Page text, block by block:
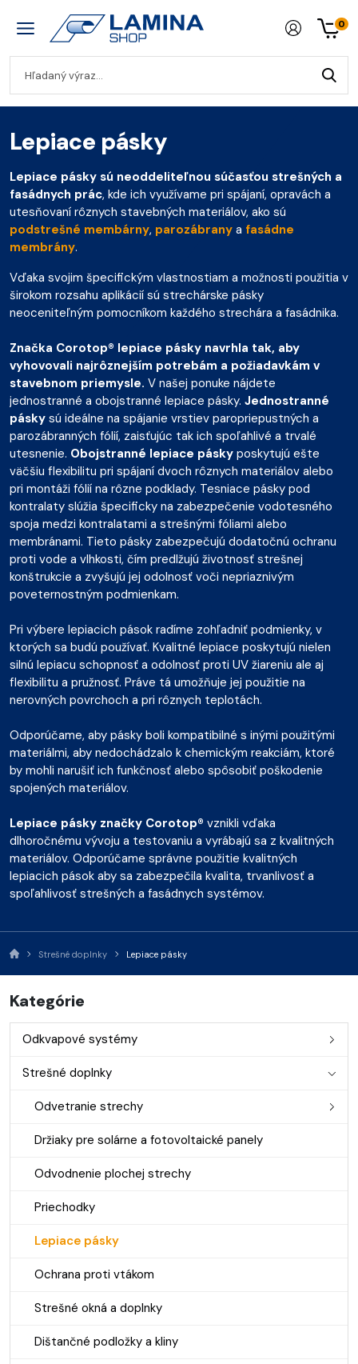
0
Lepiace pásky
Lepiace pásky sú neoddeliteľnou súčasťou strešných a
fasádnych prác, kde ich využívame pri spájaní, opravách a
utesňovaní rôznych stavebných materiálov, ako sú
podstrešné membárny, parozábrany a fasádne
membrány.
Vďaka svojim špecifickým vlastnostiam a možnosti použitia v
širokom rozsahu aplikácií sú strechárske pásky
neoceniteľným pomocníkom každého strechára a fasádnika.
Značka Corotop® lepiace pásky navrhla tak, aby
vyhovovali najrôznejším potrebám a požiadavkám v
stavebnom priemysle. V našej ponuke nájdete
jednostranné a obojstranné lepiace pásky. Jednostranné
pásky sú ideálne na spájanie vrstiev paropriepustných a
parozábranných fólií, zaisťujúc tak ich spoľahlivé a trvalé
utesnenie. Obojstranné lepiace pásky poskytujú ešte
väčšiu flexibilitu pri spájaní dvoch rôznych materiálov alebo
pri montáži fólií na rôzne podklady. Tesniace pásky pod
kontralaty slúžia špecificky na zabezpečenie vodotesného
spoja medzi kontralatami a strešnými fóliami alebo
membránami. Tieto pásky zabezpečujú dodatočnú ochranu
proti vode a vlhkosti, čím predlžujú životnosť strešnej
konštrukcie a zvyšujú jej odolnosť voči nepriaznivým
poveternostným podmienkam.
Pri výbere lepiacich pások radíme zohľadniť podmienky, v
ktorých sa budú používať. Kvalitné lepiace poskytujú nielen
silnú lepiacu schopnosť a odolnosť proti UV žiareniu ale aj
flexibilitu a pružnosť. Práve tá umožňuje jej použitie na
nerovných povrchoch a pri rôznych teplotách.
Odporúčame, aby pásky boli kompatibilné s inými použitými
materiálmi, aby nedochádzalo k chemickým reakciám, ktoré
by mohli narušiť ich funkčnosť alebo spôsobiť poškodenie
spojených materiálov.
Lepiace pásky značky Corotop® vznikli vďaka
dlhoročnému vývoju a testovaniu a vyrábajú sa z kvalitných
materiálov. Odporúčame správne použitie kvalitných
lepiacich pások aby sa zabezpečila kvalita, trvanlivosť a
spoľahlivosť strešných a fasádnych systémov.
Strešné doplnky Lepiace pásky
Kategórie
Odkvapové systémy
Strešné doplnky
Odvetranie strechy
Držiaky pre solárne a fotovoltaické panely
Odvodnenie plochej strechy
Priechodky
Lepiace pásky
Ochrana proti vtákom
Strešné okná a doplnky
Dištančné podložky a kliny